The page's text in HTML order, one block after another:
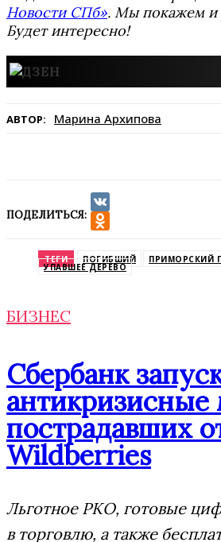
Новости СПб». Мы покажем и
Будет интересно!
АВТОР: Марина Архипова
ПОДЕЛИТЬСЯ:
VK
ТЕГИ ПОГИБШИЙ ПРИМОРСКИЙ
УПАВШЕЕ ДЕРЕВО
БИЗНЕС
Сбербанк
пострадавших
Wildberries
Льготное РКО, готовые
в торговлю, а также